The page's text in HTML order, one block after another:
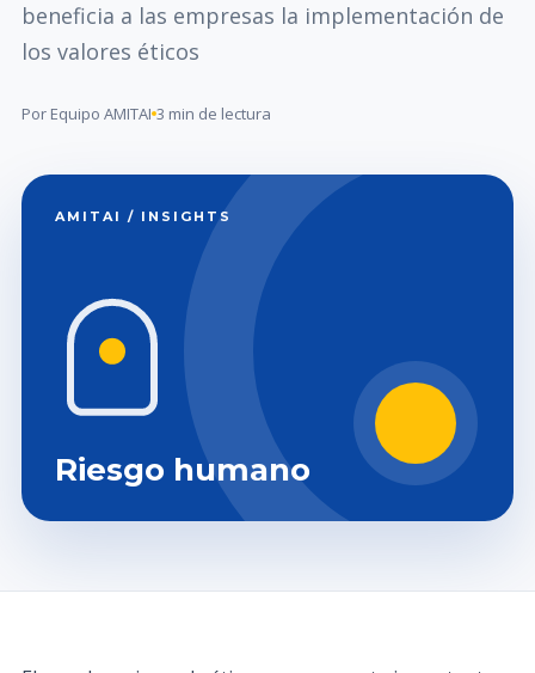
beneficia a las empresas la implementación de
los valores éticos
Por Equipo AMITAI 3 min de lectura
AMITAI / INSIGHTS
Riesgo humano